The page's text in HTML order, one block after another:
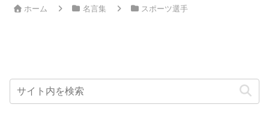
ホーム 名言集 スポーツ選手